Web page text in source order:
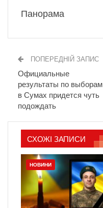
Панорама
ПОПЕРЕДНІЙ ЗАПИС
Официальные
результаты по выборам
в Сумах придется чуть
подождать
СХОЖІ ЗАПИСИ
НОВИНИ